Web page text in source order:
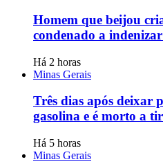
Homem que beijou
condenado a
Há 2 horas
Minas Gerais
Três dias após deixar
gasolina e é morto a
Há 5 horas
Minas Gerais